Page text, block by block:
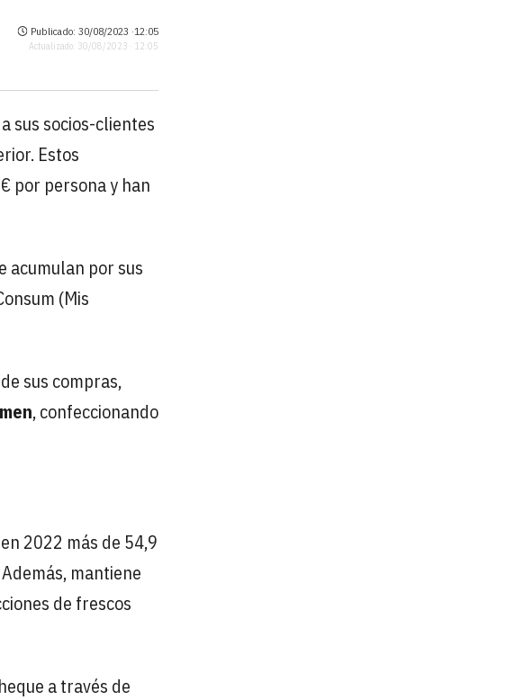
Publicado: 30/08/2023 ·12:05
Actualizado: 30/08/2023 · 12:05
a sus socios-clientes
Estos
por persona y han
acumulan por sus
(Mis
sus compras,
, confeccionando
2022 más de 54,9
mantiene
de frescos
a través de